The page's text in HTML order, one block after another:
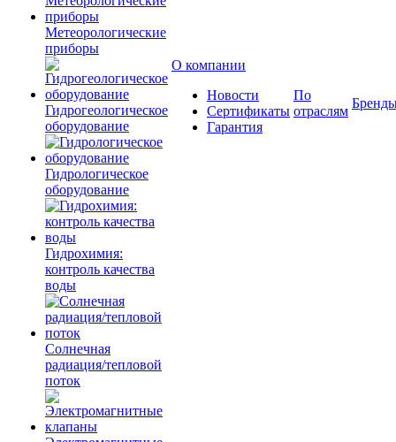
Метеорологические
приборы
Гидрогеологическое
оборудование
Гидрологическое
оборудование
Гидрохимия:
контроль качества
воды
Солнечная
радиация/тепловой
поток
О компании
Новости
Сертификаты
Гарантия
По
отраслям